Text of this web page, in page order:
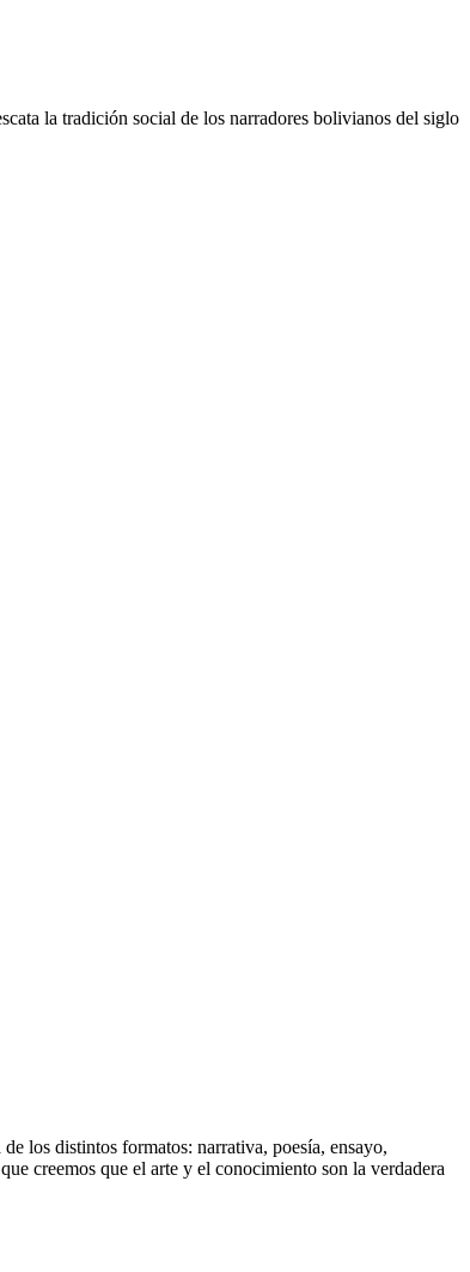
la tradición social de los narradores bolivianos del siglo
los distintos formatos: narrativa, poesía, ensayo,
creemos que el arte y el conocimiento son la verdadera